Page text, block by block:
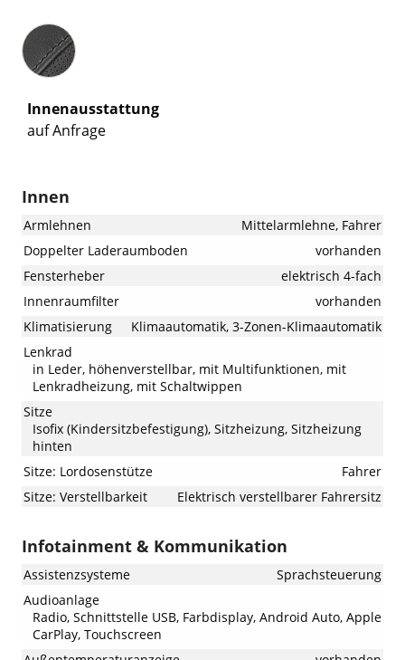
Innenausstattung
Innenausstattung
auf Anfrage
Innen
Armlehnen
Mittelarmlehne, Fahrer
Doppelter Laderaumboden
vorhanden
Fensterheber
elektrisch 4-fach
Innenraumfilter
vorhanden
Klimatisierung
Klimaautomatik, 3-Zonen-Klimaautomatik
Lenkrad
in Leder, höhenverstellbar, mit Multifunktionen, mit
Lenkradheizung, mit Schaltwippen
Sitze
Isofix (Kindersitzbefestigung), Sitzheizung, Sitzheizung
hinten
Sitze: Lordosenstütze
Fahrer
Sitze: Verstellbarkeit
Elektrisch verstellbarer Fahrersitz
Infotainment & Kommunikation
Assistenzsysteme
Sprachsteuerung
Audioanlage
Radio, Schnittstelle USB, Farbdisplay, Android Auto, Apple
CarPlay, Touchscreen